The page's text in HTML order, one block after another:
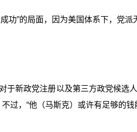
”的局面，因为美国体系下，党派
于新政党注册以及第三方政党候选
，“他（马斯克）或许有足够的钱